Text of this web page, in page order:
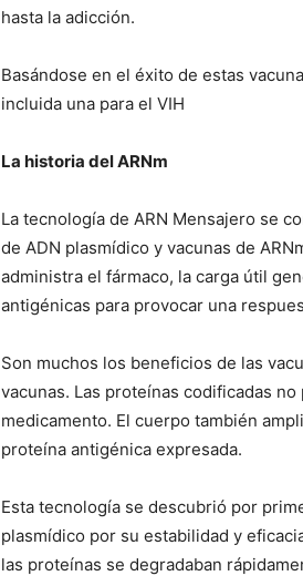
hasta la adicción.
Basándose en el éxito de estas
incluida una para el VIH
La historia del ARNm
La tecnología de ARN Mensajero se
de ADN plasmídico y vacunas de
administra el fármaco, la carga útil
antigénicas para provocar una
Son muchos los beneficios de las
vacunas. Las proteínas codificadas
medicamento. El cuerpo también
proteína antigénica expresada.
Esta tecnología se descubrió por
plasmídico por su estabilidad y
las proteínas se degradaban